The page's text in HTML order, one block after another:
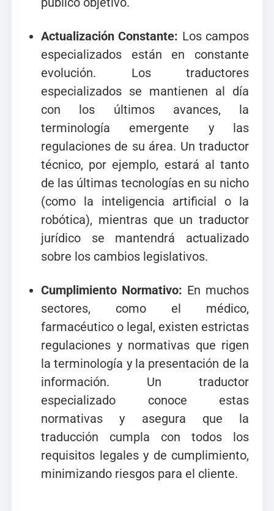
Actualización Constante: Los campos
especializados están en constante
evolución. Los traductores
especializados se mantienen al día
con los últimos avances, la
terminología emergente y las
regulaciones de su área. Un traductor
técnico, por ejemplo, estará al tanto
de las últimas tecnologías en su nicho
(como la inteligencia artificial o la
robótica), mientras que un traductor
jurídico se mantendrá actualizado
sobre los cambios legislativos.
Cumplimiento Normativo: En muchos
sectores, como el médico,
farmacéutico o legal, existen estrictas
regulaciones y normativas que rigen
la terminología y la presentación de la
información. Un traductor
especializado conoce estas
normativas y asegura que la
traducción cumpla con todos los
requisitos legales y de cumplimiento,
minimizando riesgos para el cliente.